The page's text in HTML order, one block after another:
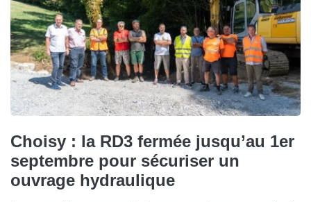
Choisy : la RD3 fermée jusqu’au 1er
septembre pour sécuriser un
ouvrage hydraulique